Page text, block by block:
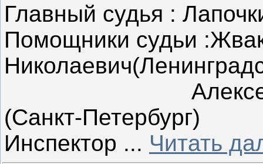
Главный судья :
Помощники судьи
Алексеев
(Санкт-Петербург)
Инспектор ... Читать